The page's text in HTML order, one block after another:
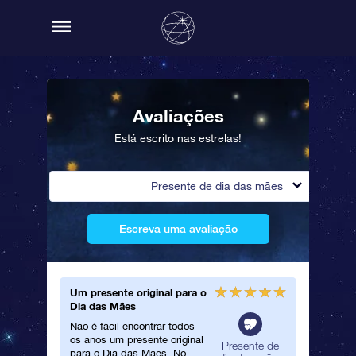
Avaliações
Está escrito nas estrelas!
Presente de dia das mães
Escreva uma avaliação
Um presente original para o
Dia das Mães
Não é fácil encontrar todos
os anos um presente original
para o Dia das Mães. No
Presente de